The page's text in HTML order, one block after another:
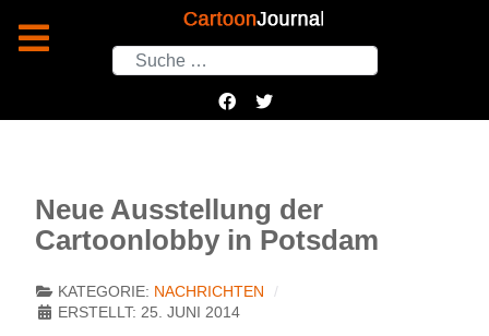
Suchen
Neue Ausstellung der
Cartoonlobby in Potsdam
KATEGORIE: NACHRICHTEN
ERSTELLT: 25. JUNI 2014